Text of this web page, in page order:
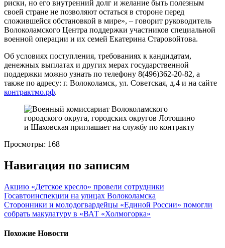
риски, но его внутренний долг и желание быть полезным
своей стране не позволяют остаться в стороне перед
сложившейся обстановкой в мире», – говорит руководитель
Волоколамского Центра поддержки участников специальной
военной операции и их семей Екатерина Старовойтова.
Об условиях поступления, требованиях к кандидатам,
денежных выплатах и других мерах государственной
поддержки можно узнать по телефону 8(496)362-20-82, а
также по адресу: г. Волоколамск, ул. Советская, д.4 и на сайте
контрактмо.рф.
Просмотры: 168
Навигация по записям
Акцию «Детское кресло» провели сотрудники
Госавтоинспекции на улицах Волоколамска
Сторонники и молодогвардейцы «Единой России» помогли
собрать макулатуру в «ВАТ «Холмогорка»
Похожие Новости